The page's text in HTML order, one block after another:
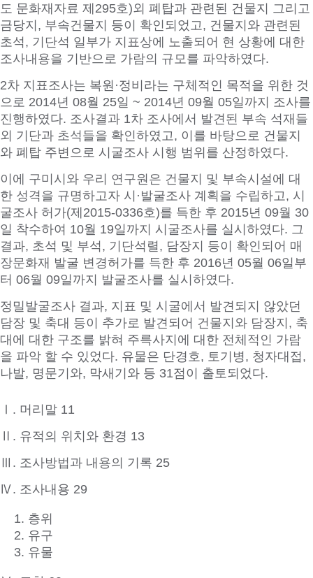
도 문화재자료 제295호)외 폐탑과 관련된 건물지 그리고
금당지, 부속건물지 등이 확인되었고, 건물지와 관련된
초석, 기단석 일부가 지표상에 노출되어 현 상황에 대한
조사내용을 기반으로 가람의 규모를 파악하였다.
2차 지표조사는 복원·정비라는 구체적인 목적을 위한 것
으로 2014년 08월 25일 ~ 2014년 09월 05일까지 조사를
진행하였다. 조사결과 1차 조사에서 발견된 부속 석재들
외 기단과 초석들을 확인하였고, 이를 바탕으로 건물지
와 폐탑 주변으로 시굴조사 시행 범위를 산정하였다.
이에 구미시와 우리 연구원은 건물지 및 부속시설에 대
한 성격을 규명하고자 시·발굴조사 계획을 수립하고, 시
굴조사 허가(제2015-0336호)를 득한 후 2015년 09월 30
일 착수하여 10월 19일까지 시굴조사를 실시하였다. 그
결과, 초석 및 부석, 기단석렬, 담장지 등이 확인되어 매
장문화재 발굴 변경허가를 득한 후 2016년 05월 06일부
터 06월 09일까지 발굴조사를 실시하였다.
정밀발굴조사 결과, 지표 및 시굴에서 발견되지 않았던
담장 및 축대 등이 추가로 발견되어 건물지와 담장지, 축
대에 대한 구조를 밝혀 주륵사지에 대한 전체적인 가람
을 파악 할 수 있었다. 유물은 단경호, 토기병, 청자대접,
나발, 명문기와, 막새기와 등 31점이 출토되었다.
Ⅰ. 머리말 11
Ⅱ. 유적의 위치와 환경 13
Ⅲ. 조사방법과 내용의 기록 25
Ⅳ. 조사내용 29
층위
유구
유물